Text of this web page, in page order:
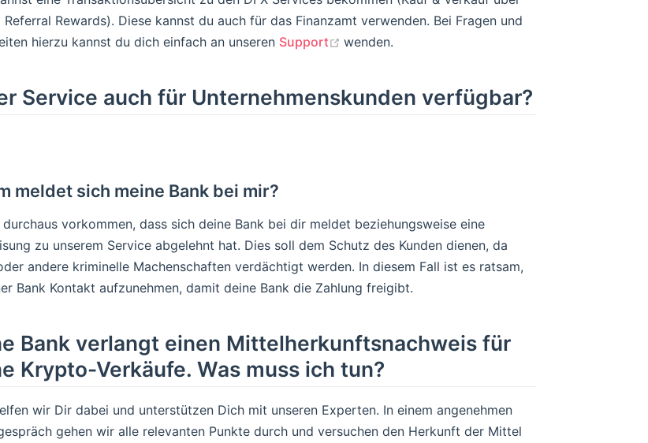
Referral Rewards). Diese kannst du auch für das Finanzamt verwenden. Bei Fragen und
hierzu kannst du dich einfach an unseren Support (opens new window)
wenden.
Service auch für Unternehmenskunden verfügbar?
meldet sich meine Bank bei mir?
durchaus vorkommen, dass sich deine Bank bei dir meldet beziehungsweise eine
zu unserem Service abgelehnt hat. Dies soll dem Schutz des Kunden dienen, da
andere kriminelle Machenschaften verdächtigt werden. In diesem Fall ist es ratsam,
Bank Kontakt aufzunehmen, damit deine Bank die Zahlung freigibt.
Bank verlangt einen Mittelherkunftsnachweis für
Krypto-Verkäufe. Was muss ich tun?
wir Dir dabei und unterstützen Dich mit unseren Experten. In einem angenehmen
gehen wir alle relevanten Punkte durch und versuchen den Herkunft der Mittel